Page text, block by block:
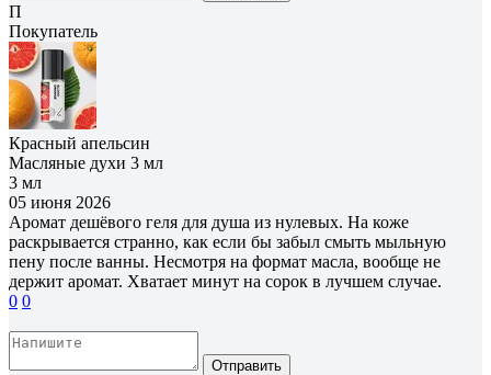
П
Покупатель
Красный апельсин
Масляные духи 3 мл
3 мл
05 июня 2026
Аромат дешёвого геля для душа из нулевых. На коже
раскрывается странно, как если бы забыл смыть мыльную
пену после ванны. Несмотря на формат масла, вообще не
держит аромат. Хватает минут на сорок в лучшем случае.
0 0
Отправить